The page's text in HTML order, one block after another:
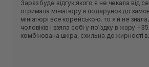
Зараз буде відгук,якого я не чекала від
отримала мініатюру в подарунок до
мініатюрі все корейською. то я й не
чоловіків і взяла собі у поїздку в жару +35-40. 2. у мене
комбінована шкіра, схильна до жирності